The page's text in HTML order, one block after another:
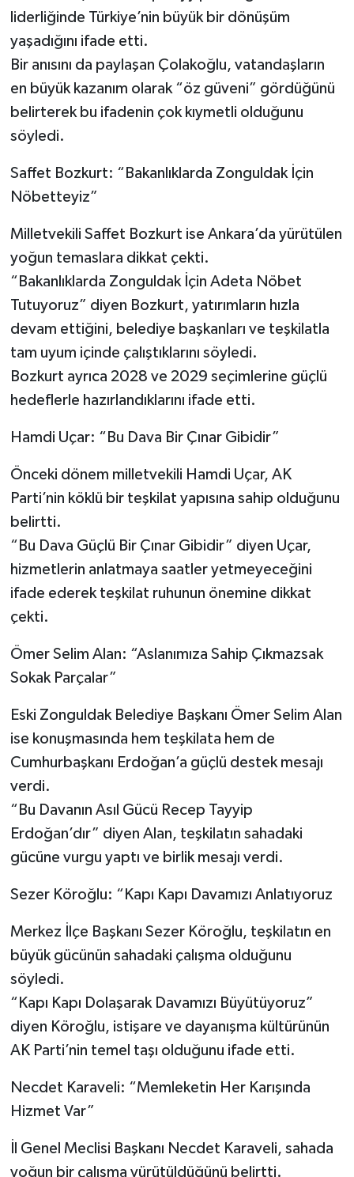
liderliğinde Türkiye’nin büyük bir dönüşüm
yaşadığını ifade etti.
Bir anısını da paylaşan Çolakoğlu, vatandaşların
en büyük kazanım olarak “öz güveni” gördüğünü
belirterek bu ifadenin çok kıymetli olduğunu
söyledi.
Saffet Bozkurt: “Bakanlıklarda Zonguldak İçin
Nöbetteyiz”
Milletvekili Saffet Bozkurt ise Ankara’da yürütülen
yoğun temaslara dikkat çekti.
“Bakanlıklarda Zonguldak İçin Adeta Nöbet
Tutuyoruz” diyen Bozkurt, yatırımların hızla
devam ettiğini, belediye başkanları ve teşkilatla
tam uyum içinde çalıştıklarını söyledi.
Bozkurt ayrıca 2028 ve 2029 seçimlerine güçlü
hedeflerle hazırlandıklarını ifade etti.
Hamdi Uçar: “Bu Dava Bir Çınar Gibidir”
Önceki dönem milletvekili Hamdi Uçar, AK
Parti’nin köklü bir teşkilat yapısına sahip olduğunu
belirtti.
“Bu Dava Güçlü Bir Çınar Gibidir” diyen Uçar,
hizmetlerin anlatmaya saatler yetmeyeceğini
ifade ederek teşkilat ruhunun önemine dikkat
çekti.
Ömer Selim Alan: “Aslanımıza Sahip Çıkmazsak
Sokak Parçalar”
Eski Zonguldak Belediye Başkanı Ömer Selim Alan
ise konuşmasında hem teşkilata hem de
Cumhurbaşkanı Erdoğan’a güçlü destek mesajı
verdi.
“Bu Davanın Asıl Gücü Recep Tayyip
Erdoğan’dır” diyen Alan, teşkilatın sahadaki
gücüne vurgu yaptı ve birlik mesajı verdi.
Sezer Köroğlu: “Kapı Kapı Davamızı Anlatıyoruz
Merkez İlçe Başkanı Sezer Köroğlu, teşkilatın en
büyük gücünün sahadaki çalışma olduğunu
söyledi.
“Kapı Kapı Dolaşarak Davamızı Büyütüyoruz”
diyen Köroğlu, istişare ve dayanışma kültürünün
AK Parti’nin temel taşı olduğunu ifade etti.
Necdet Karaveli: “Memleketin Her Karışında
Hizmet Var”
İl Genel Meclisi Başkanı Necdet Karaveli, sahada
yoğun bir çalışma yürütüldüğünü belirtti.